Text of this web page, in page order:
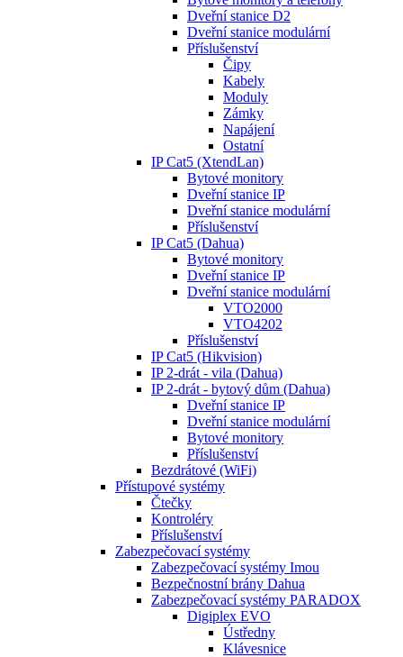
Dveřní stanice D2
Dveřní stanice modulární
Příslušenství
Čipy
Kabely
Moduly
Zámky
Napájení
Ostatní
IP Cat5 (XtendLan)
Bytové monitory
Dveřní stanice IP
Dveřní stanice modulární
Příslušenství
IP Cat5 (Dahua)
Bytové monitory
Dveřní stanice IP
Dveřní stanice modulární
VTO2000
VTO4202
Příslušenství
IP Cat5 (Hikvision)
IP 2-drát - vila (Dahua)
IP 2-drát - bytový dům (Dahua)
Dveřní stanice IP
Dveřní stanice modulární
Bytové monitory
Příslušenství
Bezdrátové (WiFi)
Přístupové systémy
Čtečky
Kontroléry
Příslušenství
Zabezpečovací systémy
Zabezpečovací systémy Imou
Bezpečnostní brány Dahua
Zabezpečovací systémy PARADOX
Digiplex EVO
Ústředny
Klávesnice